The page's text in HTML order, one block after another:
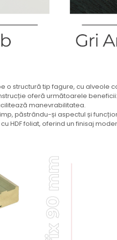
o structură tip fagure, cu
oferă următoarele beneficii:
manevrabilitatea.
păstrându-și aspectul și
HDF foliat, oferind un finisaj